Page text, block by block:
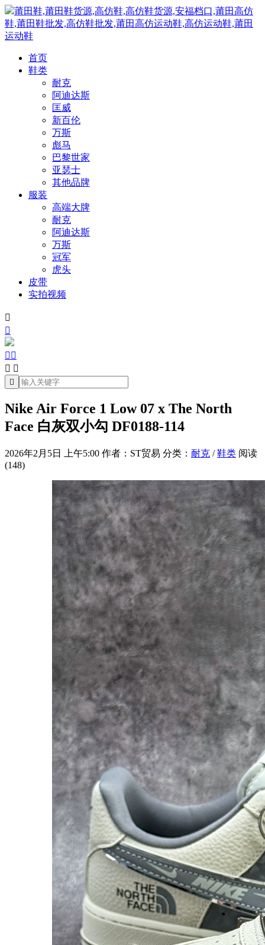
莆田鞋,莆田鞋货源,高仿鞋,高仿鞋货源,安福档口,莆田高仿
鞋,莆田鞋批发,高仿鞋批发,莆田高仿运动鞋,高仿运动鞋,莆田
运动鞋
首页
鞋类
耐克
阿迪达斯
匡威
新百伦
万斯
彪马
巴黎世家
亚瑟士
其他品牌
服装
高端大牌
耐克
阿迪达斯
万斯
冠军
虎头
皮带
实拍视频


 
 

Nike Air Force 1 Low 07 x The North
Face 白灰双小勾 DF0188-114
2026年2月5日 上午5:00 作者：ST贸易 分类： 耐克 /鞋类 阅读
(148)